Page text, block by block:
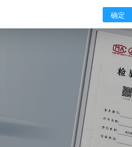
确定